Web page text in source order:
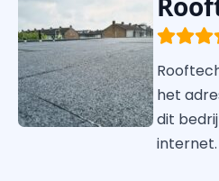
het
dit